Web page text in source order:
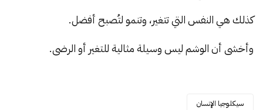
كذلك هي النفس التي تتغير، وتنمو لتُصبح أفضل.
وأخشى أن الوشم ليس وسيلة مثالية للتغير أو الرضى.
سيكلوجيا الإنسان